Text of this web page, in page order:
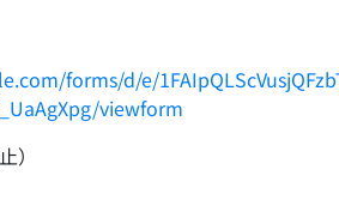
forms/d/e/
viewform
）